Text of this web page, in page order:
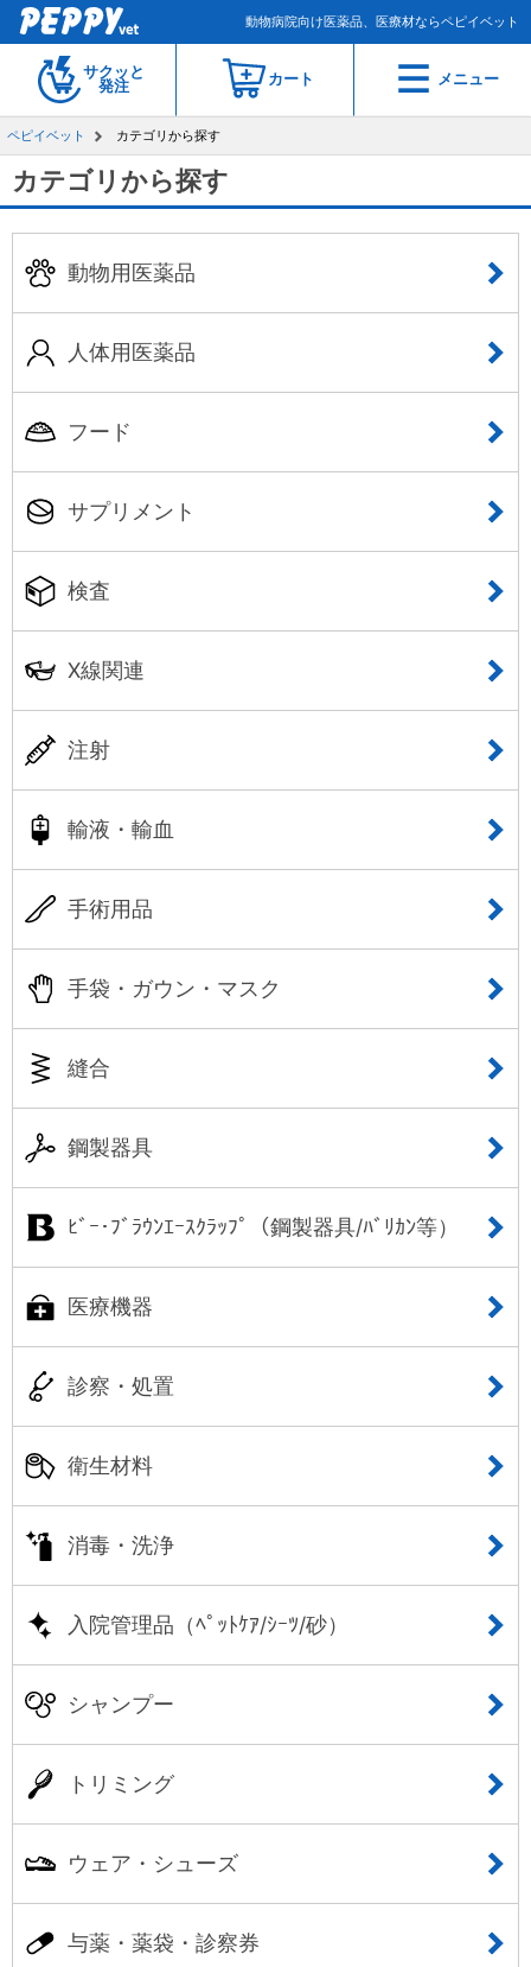
動物病院向け医薬品、医療材ならペピイベット
サクッと
発注
カート メニュー
ペピイベット カテゴリから探す
カテゴリから探す
動物用医薬品
人体用医薬品
フード
サプリメント
検査
X線関連
注射
輸液・輸血
手術用品
手袋・ガウン・マスク
縫合
鋼製器具
ﾋﾞｰ･ﾌﾞﾗｳﾝｴｰｽｸﾗｯﾌﾟ（鋼製器具/ﾊﾞﾘｶﾝ等）
医療機器
診察・処置
衛生材料
消毒・洗浄
入院管理品（ﾍﾟｯﾄｹｱ/ｼｰﾂ/砂）
シャンプー
トリミング
ウェア・シューズ
与薬・薬袋・診察券